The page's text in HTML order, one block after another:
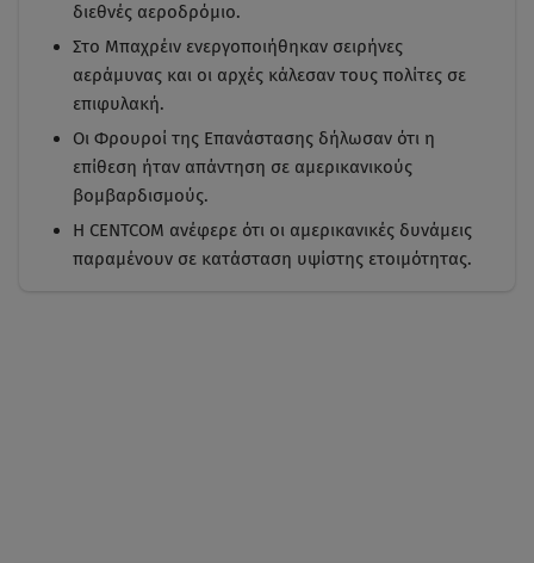
διεθνές αεροδρόμιο.
Στο Μπαχρέιν ενεργοποιήθηκαν σειρήνες
αεράμυνας και οι αρχές κάλεσαν τους πολίτες σε
επιφυλακή.
Οι Φρουροί της Επανάστασης δήλωσαν ότι η
επίθεση ήταν απάντηση σε αμερικανικούς
βομβαρδισμούς.
Η CENTCOM ανέφερε ότι οι αμερικανικές δυνάμεις
παραμένουν σε κατάσταση υψίστης ετοιμότητας.